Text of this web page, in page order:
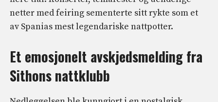
netter med feiring sementerte sitt rykte som et
av Spanias mest legendariske nattpotter.
Et emosjonelt avskjedsmelding fra
Sithons nattklubb